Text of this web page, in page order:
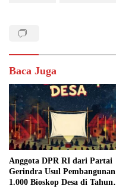
Baca Juga
Anggota DPR RI dari Partai
Gerindra Usul Pembangunan
1.000 Bioskop Desa di Tahun